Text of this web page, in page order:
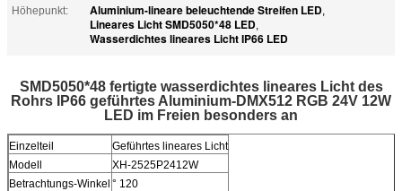
Höhepunkt:
Aluminium-lineare beleuchtende Streifen LED,
Lineares Licht SMD5050*48 LED,
Wasserdichtes lineares Licht IP66 LED
SMD5050*48 fertigte wasserdichtes lineares Licht des
Rohrs IP66 geführtes Aluminium-DMX512 RGB 24V 12W
LED im Freien besonders an
Einzelteil
Geführtes lineares Licht
Modell
XH-2525P2412W
Betrachtungs-Winkel ° 120